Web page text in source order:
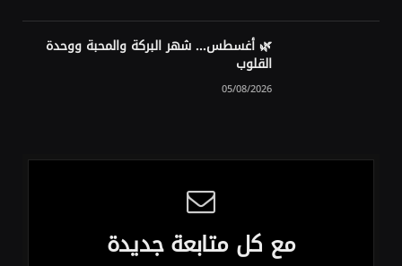
🌿 أغسطس… شهر البركة والمحبة ووحدة
القلوب
05/08/2026
مع كل متابعة جديدة